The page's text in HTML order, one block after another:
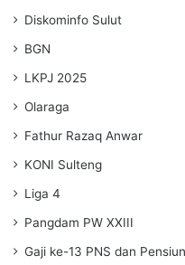
Diskominfo Sulut
BGN
LKPJ 2025
Olaraga
Fathur Razaq Anwar
KONI Sulteng
Liga 4
Pangdam PW XXIII
Gaji ke-13 PNS dan